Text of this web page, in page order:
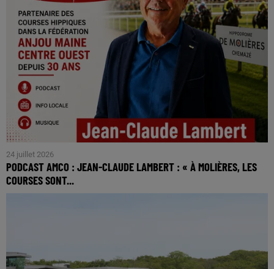
24 juillet 2026
PODCAST AMCO : JEAN-CLAUDE LAMBERT : « À MOLIÈRES, LES
COURSES SONT...